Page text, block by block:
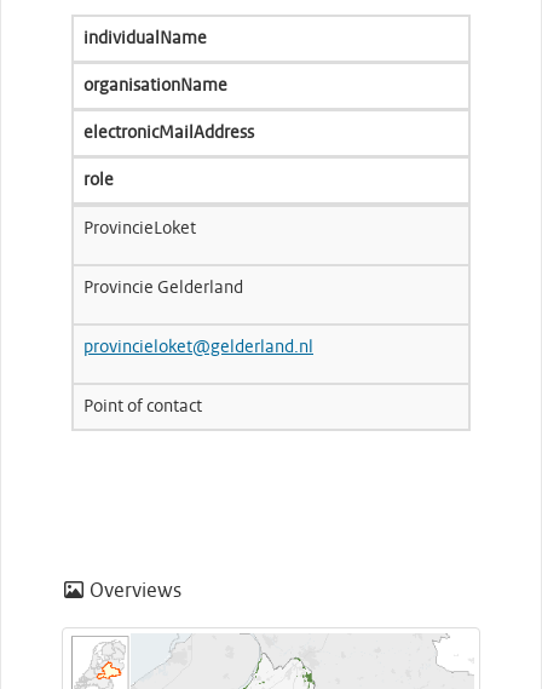
individualName
organisationName
electronicMailAddress
role
ProvincieLoket
Provincie Gelderland
provincieloket@gelderland.nl
Point of contact
Overviews